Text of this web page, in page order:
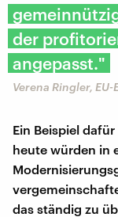
der
angepasst."
Verena Ringler, EU-
Ein Beispiel
heute würden in
das ständig zu